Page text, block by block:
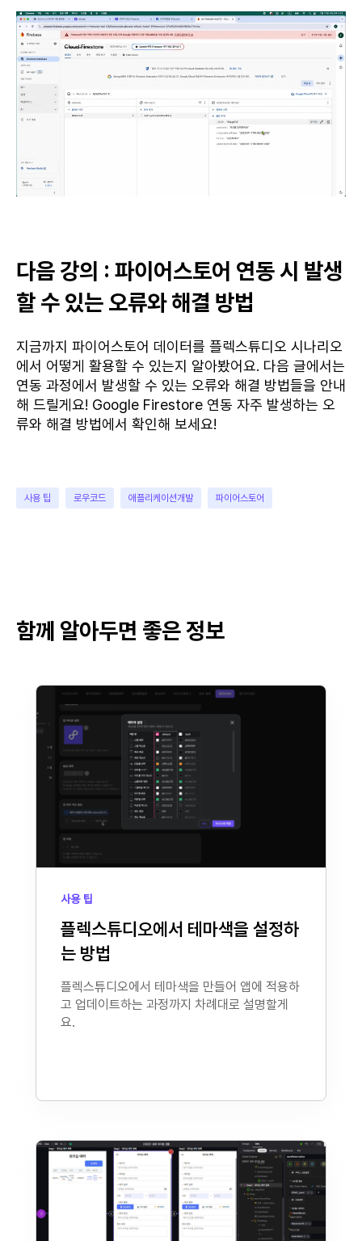
다음 강의 : 파이어스토어 연동 시 발생
할 수 있는 오류와 해결 방법
지금까지 파이어스토어 데이터를 플렉스튜디오 시나리오
에서 어떻게 활용할 수 있는지 알아봤어요. 다음 글에서는
연동 과정에서 발생할 수 있는 오류와 해결 방법들을 안내
해 드릴게요! Google Firestore 연동 자주 발생하는 오
류와 해결 방법에서 확인해 보세요!
사용 팁 로우코드 애플리케이션개발 파이어스토어
함께 알아두면 좋은 정보
사용 팁
플렉스튜디오에서 테마색을 설정하
는 방법
플렉스튜디오에서 테마색을 만들어 앱에 적용하
고 업데이트하는 과정까지 차례대로 설명할게
요.